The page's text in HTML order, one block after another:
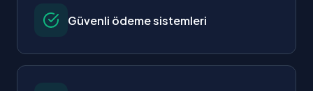
Güvenli ödeme sistemleri